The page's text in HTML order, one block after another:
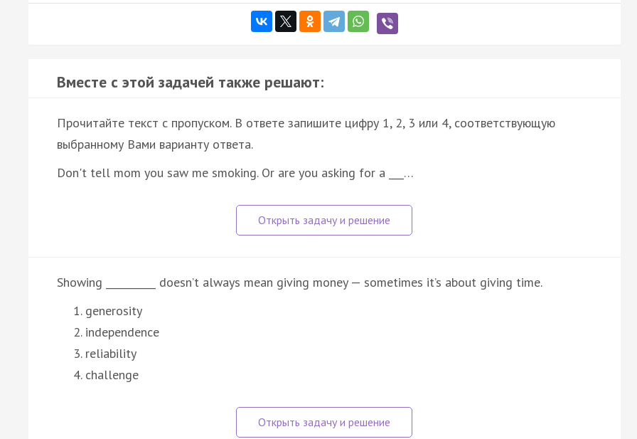
Вместе с этой задачей также решают:
Прочитайте текст с пропуском. В ответе запишите цифру 1, 2, 3 или 4, соответствующую
выбранному Вами варианту ответа.
Don't tell mom you saw me smoking. Or are you asking for a ___…
Showing __________ doesn’t always mean giving money — sometimes it’s about giving time.
generosity
independence
reliability
challenge